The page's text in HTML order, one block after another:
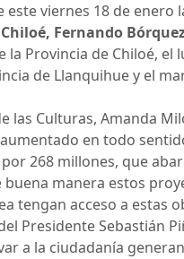
viernes 18 de enero
Fernando
la Provincia de Chiloé,
de Llanquihue y el
las Culturas, Amanda
en todo
268 millones, que
manera estos
tengan acceso a estas
Presidente Sebastián
a la ciudadanía